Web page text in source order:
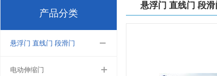
产品分类
悬浮门 直线门 段滑门
电动伸缩门
悬浮门 直线门 段滑